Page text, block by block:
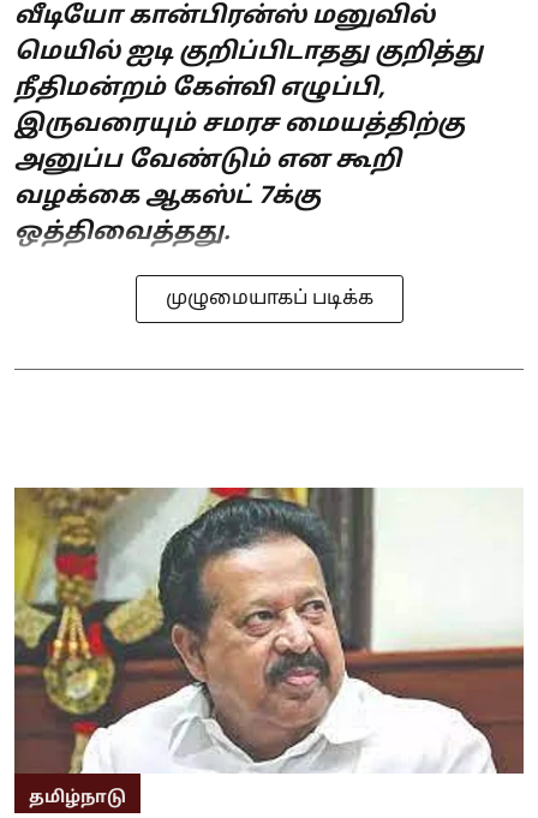
வீடியோ கான்பிரன்ஸ் மனுவில்
மெயில் ஐடி குறிப்பிடாதது குறித்து
நீதிமன்றம் கேள்வி எழுப்பி,
இருவரையும் சமரச மையத்திற்கு
அனுப்ப வேண்டும் என கூறி
வழக்கை ஆகஸ்ட் 7க்கு
ஒத்திவைத்தது.
முழுமையாகப் படிக்க
தமிழ்நாடு